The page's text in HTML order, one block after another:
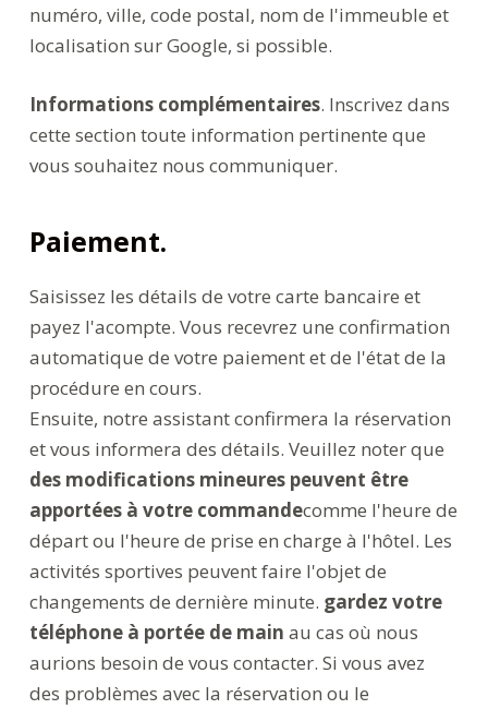
numéro, ville, code postal, nom de l'immeuble et
localisation sur Google, si possible.
Informations complémentaires. Inscrivez dans
cette section toute information pertinente que
vous souhaitez nous communiquer.
Paiement.
Saisissez les détails de votre carte bancaire et
payez l'acompte. Vous recevrez une confirmation
automatique de votre paiement et de l'état de la
procédure en cours.
Ensuite, notre assistant confirmera la réservation
et vous informera des détails. Veuillez noter que
des modifications mineures peuvent être
apportées à votre commandecomme l'heure de
départ ou l'heure de prise en charge à l'hôtel. Les
activités sportives peuvent faire l'objet de
changements de dernière minute. gardez votre
téléphone à portée de main au cas où nous
aurions besoin de vous contacter. Si vous avez
des problèmes avec la réservation ou le